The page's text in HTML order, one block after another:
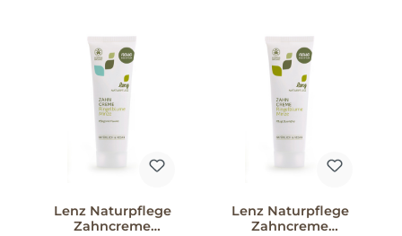
Lenz Naturpflege
Zahncreme
Lenz Naturpflege
Zahncreme